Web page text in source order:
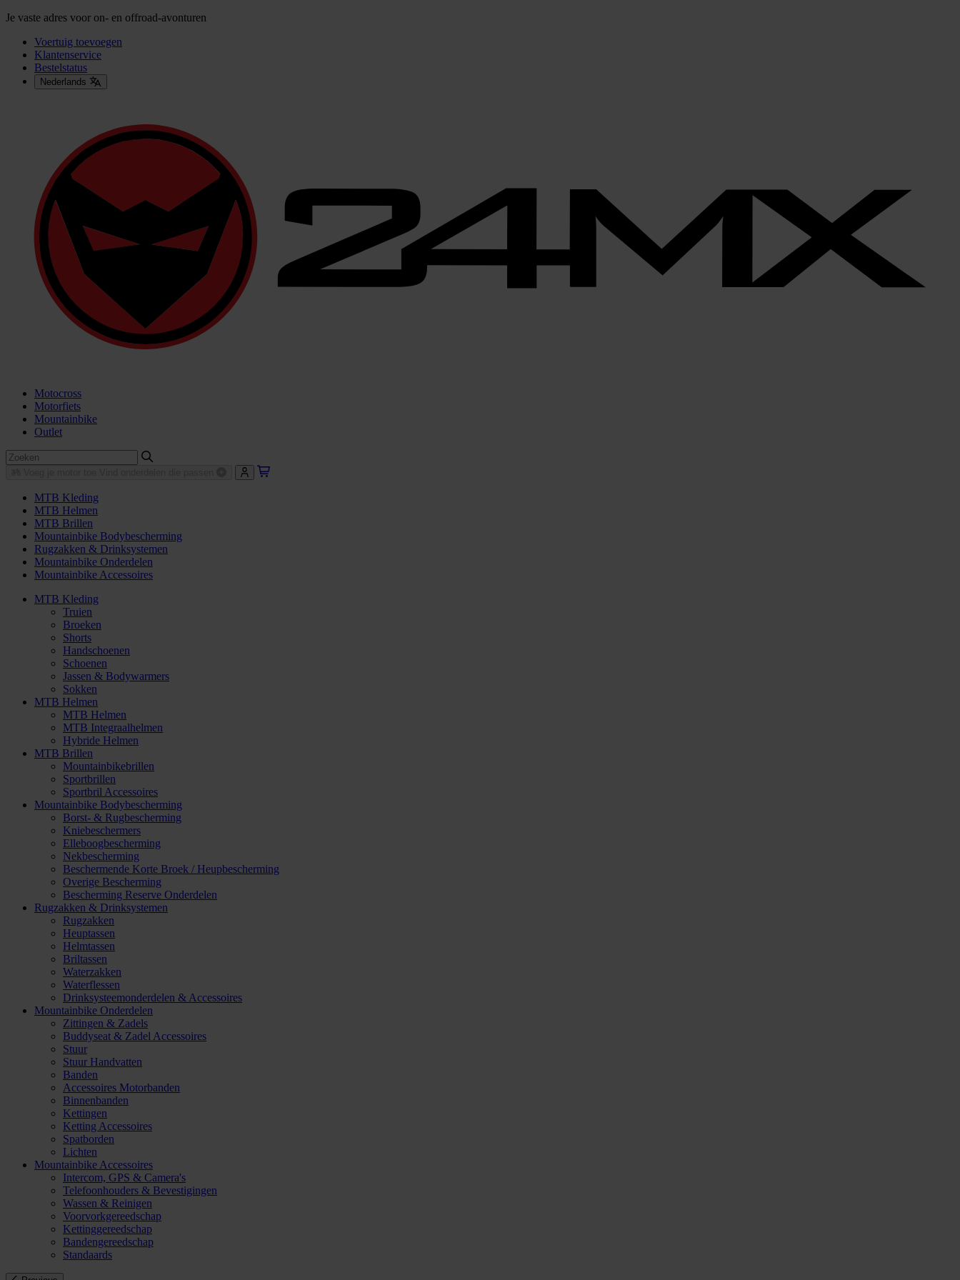
Je vaste adres voor on- en offroad-avonturen
Voertuig toevoegen
Klantenservice
Bestelstatus
Nederlands
Motocross
Motorfiets
Mountainbike
Outlet
MTB Kleding
MTB Helmen
MTB Brillen
Mountainbike Bodybescherming
Rugzakken & Drinksystemen
Mountainbike Onderdelen
Mountainbike Accessoires
MTB Kleding
Truien
Broeken
Shorts
Handschoenen
Schoenen
Jassen & Bodywarmers
Sokken
MTB Helmen
MTB Helmen
MTB Integraalhelmen
Hybride Helmen
MTB Brillen
Mountainbikebrillen
Sportbrillen
Sportbril Accessoires
Mountainbike Bodybescherming
Borst- & Rugbescherming
Kniebeschermers
Elleboogbescherming
Nekbescherming
Beschermende Korte Broek / Heupbescherming
Overige Bescherming
Bescherming Reserve Onderdelen
Rugzakken & Drinksystemen
Rugzakken
Heuptassen
Helmtassen
Briltassen
Waterzakken
Waterflessen
Drinksysteemonderdelen & Accessoires
Mountainbike Onderdelen
Zittingen & Zadels
Buddyseat & Zadel Accessoires
Stuur
Stuur Handvatten
Banden
Accessoires Motorbanden
Binnenbanden
Kettingen
Ketting Accessoires
Spatborden
Lichten
Mountainbike Accessoires
Intercom, GPS & Camera's
Telefoonhouders & Bevestigingen
Wassen & Reinigen
Voorvorkgereedschap
Kettinggereedschap
Bandengereedschap
Standaards